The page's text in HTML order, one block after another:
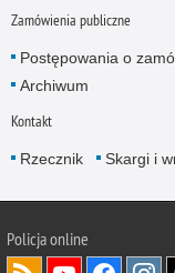
Zamówienia publiczne
Postępowania o
Archiwum
Kontakt
Rzecznik Skargi i
Policjaonline